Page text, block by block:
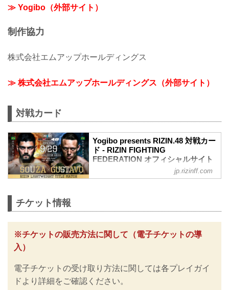
≫ Yogibo（外部サイト）
制作協力
株式会社エムアップホールディングス
≫ 株式会社エムアップホールディングス（外部サイト）
対戦カード
Yogibo presents RIZIN.48 対戦カー
ド - RIZIN FIGHTING
FEDERATION オフィシャルサイト
ホベルト・サトシ・ソウザ vs. ルイス・
ホベルト・サトシ・ソウザ vs. ルイス・
グスタボ
井上直樹 vs. キム・スーチョル
バンタム級タイトルマッチ
伊澤星花 vs. 浅倉カンナ
RIZIN MMAルール：5分3R（49.0kg）
jp.rizinff.com
チケット情報
※チケットの販売方法に関して（電子チケットの導
入）
電子チケットの受け取り方法に関しては各プレイガイ
ドより詳細をご確認ください。